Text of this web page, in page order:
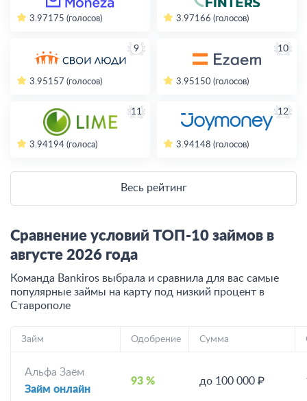
3.97175 (голосов) 3.97166 (голосов)
9
3.95157 (голосов)
10
3.95150 (голосов)
11
3.94194 (голоса)
12
3.94148 (голосов)
Весь рейтинг
Сравнение условий ТОП-10 займов в
августе 2026 года
Команда Bankiros выбрала и сравнила для вас самые
популярные займы на карту под низкий процент в
Ставрополе
Займ Одобрение Сумма
Альфа Заём
Займ онлайн
93 % до 100 000 ₽